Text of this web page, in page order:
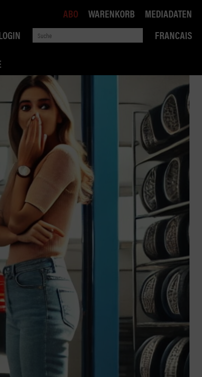
FRANCAIS
ABO WARENKORB MEDIADATEN